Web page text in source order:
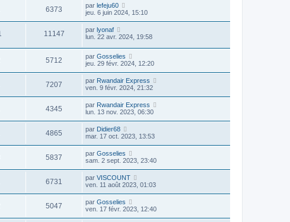
6373 par lefeju60
jeu. 6 juin 2024, 15:10
11147 par lyonaf
lun. 22 avr. 2024, 19:58
5712 par Gosselies
jeu. 29 févr. 2024, 12:20
7207 par Rwandair Express
ven. 9 févr. 2024, 21:32
4345 par Rwandair Express
lun. 13 nov. 2023, 06:30
4865 par Didier68
mar. 17 oct. 2023, 13:53
5837 par Gosselies
sam. 2 sept. 2023, 23:40
6731 par VISCOUNT
ven. 11 août 2023, 01:03
5047 par Gosselies
ven. 17 févr. 2023, 12:40